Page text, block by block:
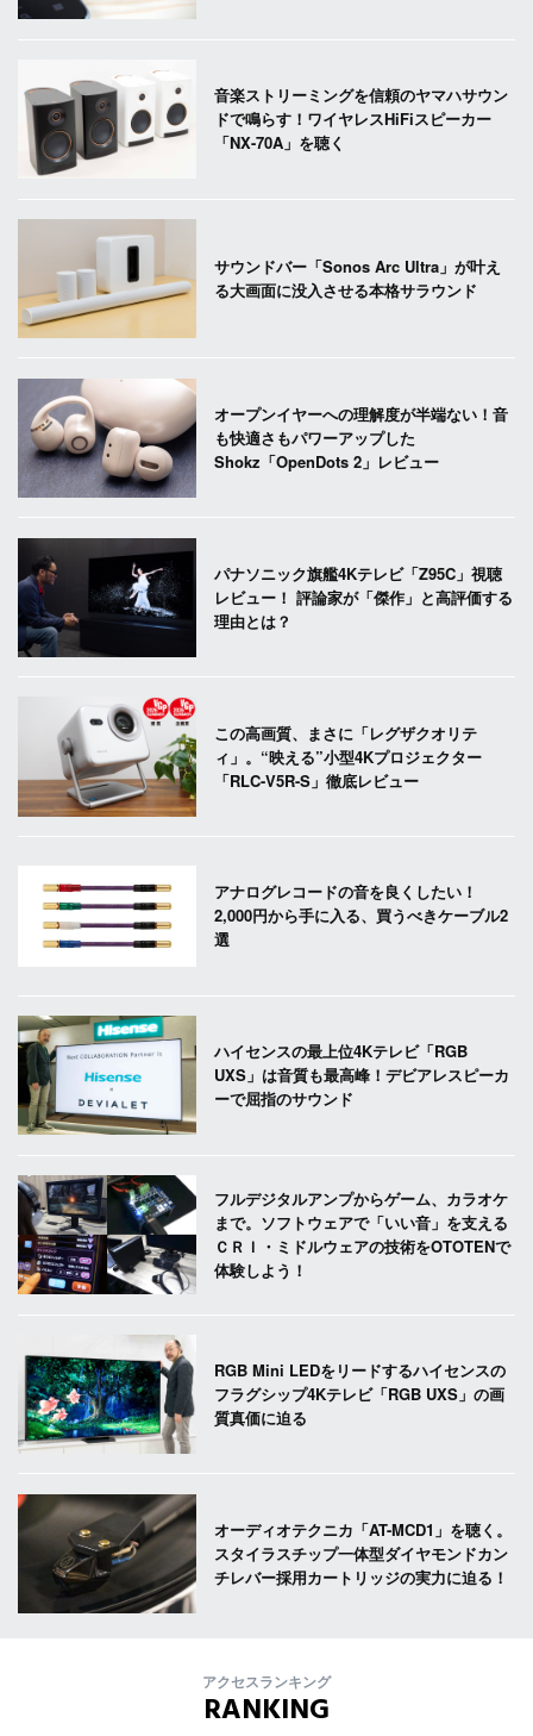
音楽ストリーミングを信頼のヤマハサウン
ドで鳴らす！ワイヤレスHiFiスピーカー
「NX-70A」を聴く
サウンドバー「Sonos Arc Ultra」が叶え
る大画面に没入させる本格サラウンド
オープンイヤーへの理解度が半端ない！音
も快適さもパワーアップした
Shokz「OpenDots 2」レビュー
パナソニック旗艦4Kテレビ「Z95C」視聴
レビュー！ 評論家が「傑作」と高評価する
理由とは？
この高画質、まさに「レグザクオリテ
ィ」。“映える”小型4Kプロジェクター
「RLC-V5R-S」徹底レビュー
アナログレコードの音を良くしたい！
2,000円から手に入る、買うべきケーブル2
選
ハイセンスの最上位4Kテレビ「RGB
UXS」は音質も最高峰！デビアレスピーカ
ーで屈指のサウンド
フルデジタルアンプからゲーム、カラオケ
まで。ソフトウェアで「いい音」を支える
ＣＲＩ・ミドルウェアの技術をOTOTENで
体験しよう！
RGB Mini LEDをリードするハイセンスの
フラグシップ4Kテレビ「RGB UXS」の画
質真価に迫る
オーディオテクニカ「AT-MCD1」を聴く。
スタイラスチップ一体型ダイヤモンドカン
チレバー採用カートリッジの実力に迫る！
アクセスランキング
RANKING